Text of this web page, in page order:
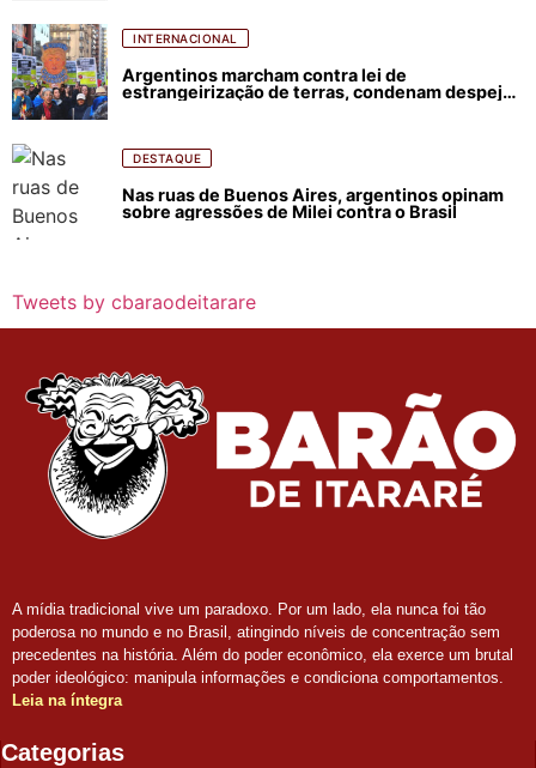
INTERNACIONAL
Argentinos marcham contra lei de
estrangeirização de terras, condenam despejos
DESTAQUE
Nas ruas de Buenos Aires, argentinos opinam
sobre agressões de Milei contra o Brasil
Tweets by cbaraodeitarare
A mídia tradicional vive um paradoxo. Por um lado, ela nunca foi tão
poderosa no mundo e no Brasil, atingindo níveis de concentração sem
precedentes na história. Além do poder econômico, ela exerce um brutal
poder ideológico: manipula informações e condiciona comportamentos.
Leia na íntegra
Categorias